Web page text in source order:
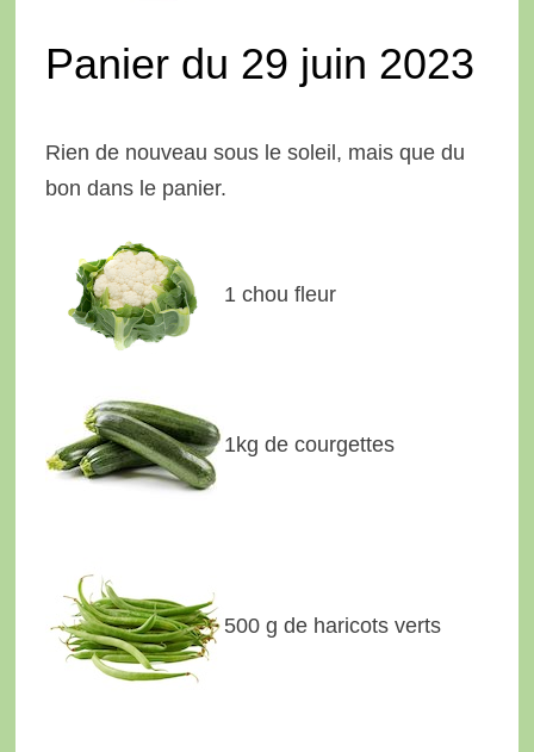
Panier du 29 juin 2023
Rien de nouveau sous le soleil, mais que du
bon dans le panier.
1 chou fleur
1kg de courgettes
500 g de haricots verts